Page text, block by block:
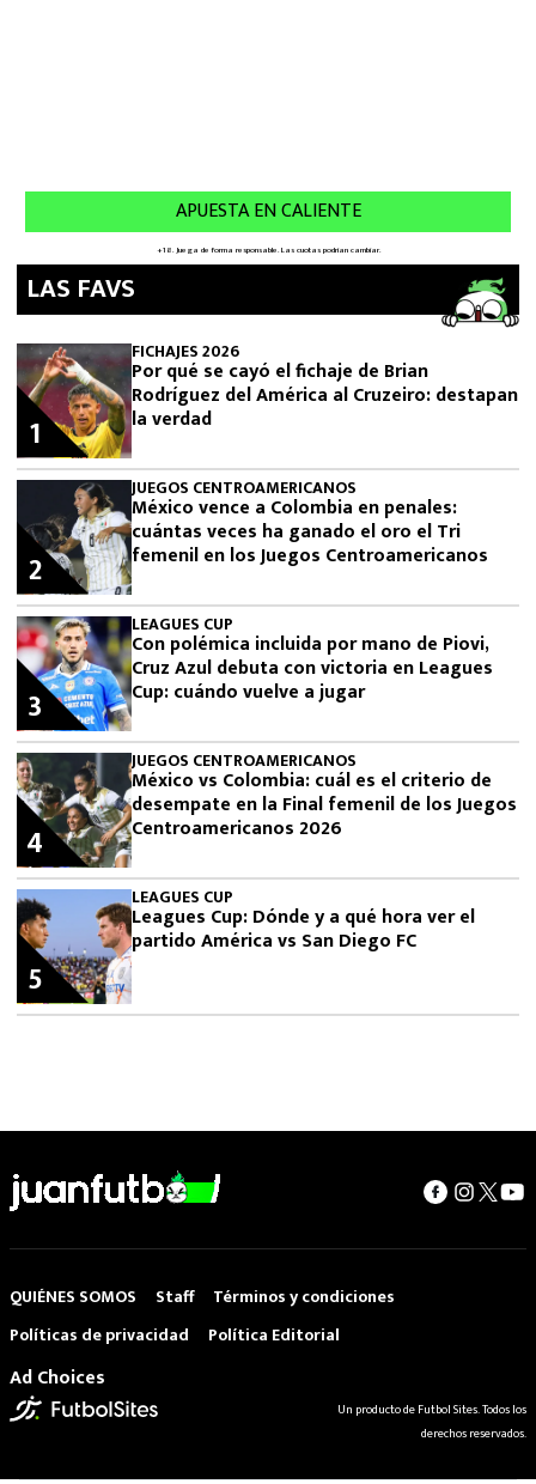
LAS FAVS
FICHAJES 2026
Por qué se cayó el fichaje de Brian
Rodríguez del América al Cruzeiro: destapan
la verdad
1
JUEGOS CENTROAMERICANOS
México vence a Colombia en penales:
cuántas veces ha ganado el oro el Tri
femenil en los Juegos Centroamericanos
2
LEAGUES CUP
Con polémica incluida por mano de Piovi,
Cruz Azul debuta con victoria en Leagues
Cup: cuándo vuelve a jugar
3
JUEGOS CENTROAMERICANOS
México vs Colombia: cuál es el criterio de
desempate en la Final femenil de los Juegos
Centroamericanos 2026
4
LEAGUES CUP
Leagues Cup: Dónde y a qué hora ver el
partido América vs San Diego FC
5
QUIÉNES SOMOS Staff
Términos y condiciones
Políticas de privacidad
Política Editorial
Ad Choices
Un producto de Futbol Sites. Todos los
derechos reservados.